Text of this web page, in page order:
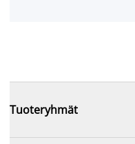
Tuoteryhmät